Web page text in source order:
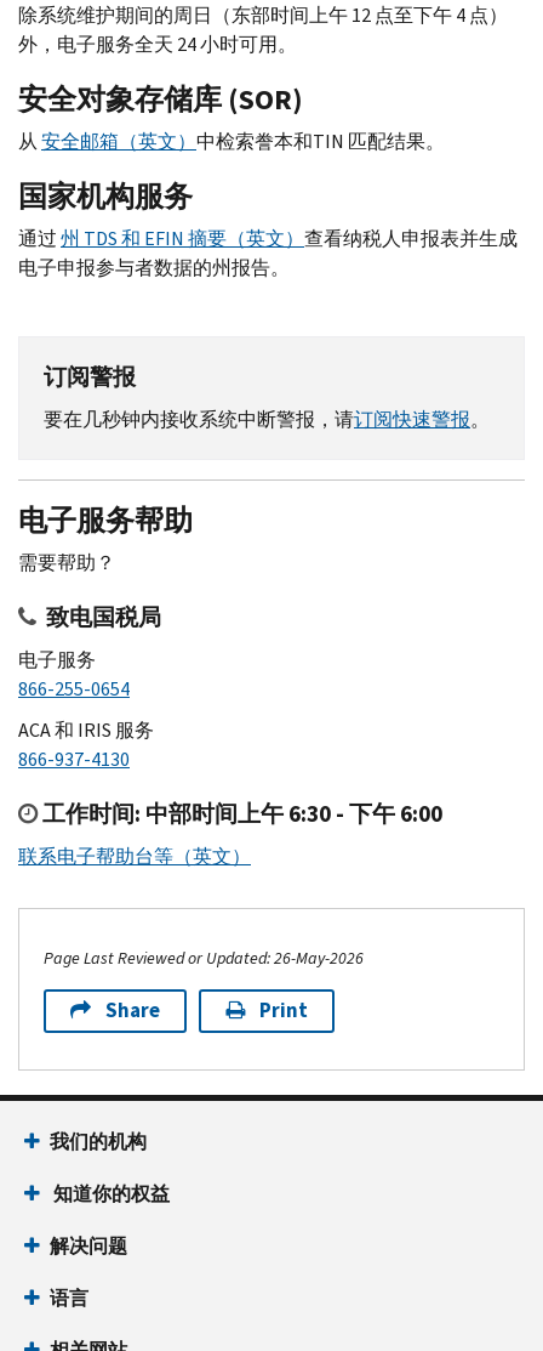
除系统维护期间的周日（东部时间上午 12 点至下午 4 点）
外，电子服务全天 24 小时可用。
安全对象存储库 (SOR)
从安全邮箱（英文） 中检索誊本和TIN 匹配结果。
国家机构服务
通过州 TDS和 EFIN 摘要（英文） 查看纳税人申报表并生成
电子申报参与者数据的州报告。
订阅警报
要在几秒钟内接收系统中断警报，请订阅快速警报。
电子服务帮助
需要帮助？
致电国税局
电子服务
866-255-0654
ACA和 IRIS 服务
866-937-4130
工作时间: 中部时间上午 6:30 - 下午 6:00
联系电子帮助台等（英文）
Page Last Reviewed or Updated: 26-May-2026
Share Print
Footer Navigation
我们的机构
知道你的权益
解决问题
语言